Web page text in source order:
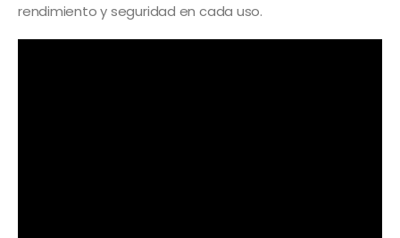
rendimiento y seguridad en cada uso.